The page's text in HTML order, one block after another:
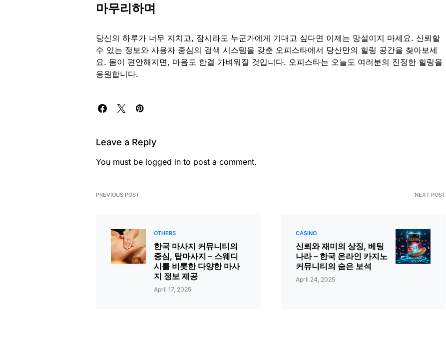
마무리하며
당신의 하루가 너무 지치고, 잠시라도 누군가에게 기대고 싶다면 이제는 망설이지 마세요. 신뢰할
수 있는 정보와 사용자 중심의 검색 시스템을 갖춘 오피스타에서 당신만의 힐링 공간을 찾아보세
요. 몸이 편안해지면, 마음도 한결 가벼워질 것입니다. 오피스타는 오늘도 여러분의 진정한 힐링을
응원합니다.
Leave a Reply
You must be logged in to post a comment.
PREVIOUS POST
OTHERS
한국 마사지 커뮤니티의
중심, 탑마사지 – 스웨디
시를 비롯한 다양한 마사
지 정보 제공
April 17, 2025
NEXT POST
CASINO
신뢰와 재미의 상징, 베팅
나라 – 한국 온라인 카지노
커뮤니티의 숨은 보석
April 24, 2025